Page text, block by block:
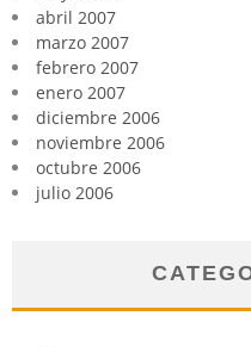
abril 2007
marzo 2007
febrero 2007
enero 2007
diciembre 2006
noviembre 2006
octubre 2006
julio 2006